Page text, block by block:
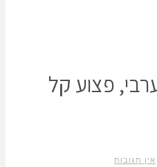
פצוע קל
אין תגובות